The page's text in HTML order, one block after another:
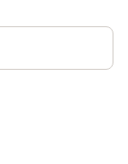
Casas ». CASA